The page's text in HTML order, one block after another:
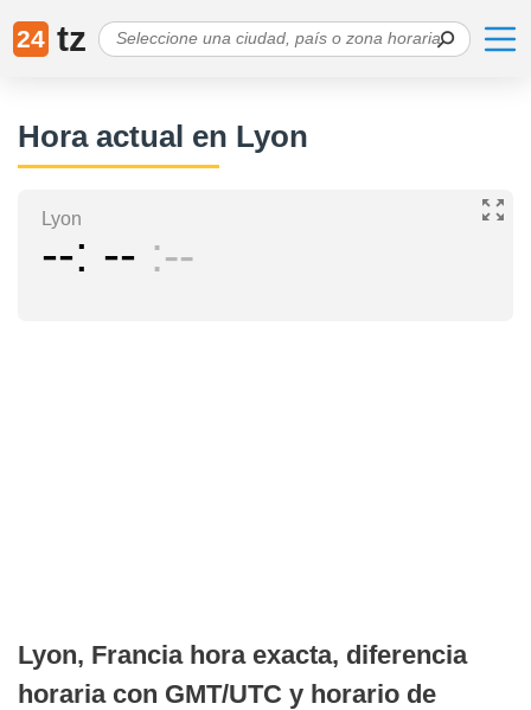
24 tz
Hora actual en Lyon
Lyon
-- -- --
Lyon, Francia hora exacta, diferencia
horaria con GMT/UTC y horario de